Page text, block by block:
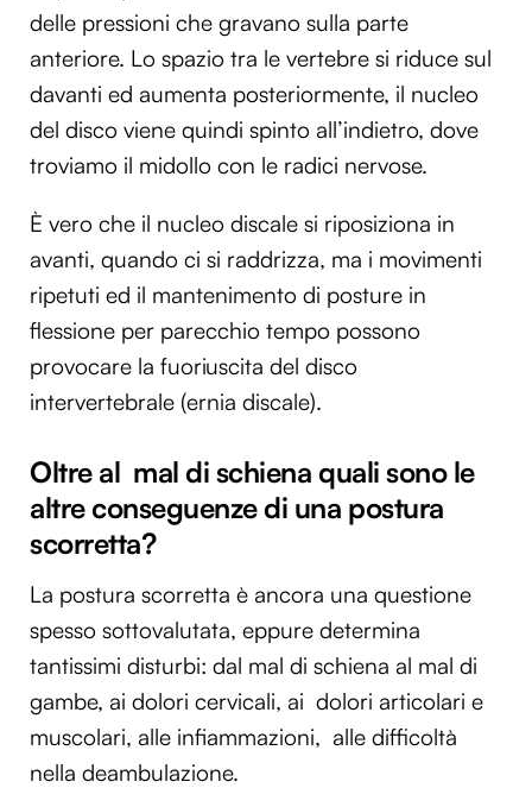
delle pressioni che gravano sulla parte
anteriore. Lo spazio tra le vertebre si riduce sul
davanti ed aumenta posteriormente, il nucleo
del disco viene quindi spinto all’indietro, dove
troviamo il midollo con le radici nervose.
È vero che il nucleo discale si riposiziona in
avanti, quando ci si raddrizza, ma i movimenti
ripetuti ed il mantenimento di posture in
flessione per parecchio tempo possono
provocare la fuoriuscita del disco
intervertebrale (ernia discale).
Oltre al mal di schiena quali sono le
altre conseguenze di una postura
scorretta?
La postura scorretta è ancora una questione
spesso sottovalutata, eppure determina
tantissimi disturbi: dal mal di schiena al mal di
gambe, ai dolori cervicali, ai dolori articolari e
muscolari, alle infiammazioni, alle difficoltà
nella deambulazione.